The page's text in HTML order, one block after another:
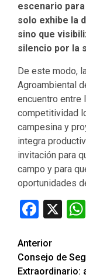
escenario
solo exhibe la
sino que
silencio por la
De este modo,
Agroambiental
encuentro entre
competitividad
campesina y
integra
invitación para
campo y para
oportunidades
X
Seguir
leyendo
Anterior
Consejo de
Extraordinario: